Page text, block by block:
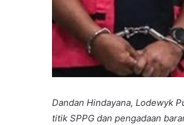
Dandan Hindayana, Lodewyk
titik SPPG dan pengadaan